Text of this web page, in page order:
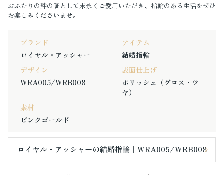
おふたりの絆の証として末永くご愛用いただき、指輪のある生活をぜひ
お楽しみくださいませ。
ブランド
ロイヤル・アッシャー
アイテム
結婚指輪
デザイン
WRA005/WRB008
表面仕上げ
ポリッシュ（グロス・ツ
ヤ）
素材
ピンクゴールド
ロイヤル・アッシャーの結婚指輪｜WRA005/WRB008